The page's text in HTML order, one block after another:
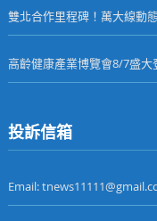
雙北合作里程碑！萬大線動
高齡健康產業博覽會8/7盛大
投訴信箱
Email: